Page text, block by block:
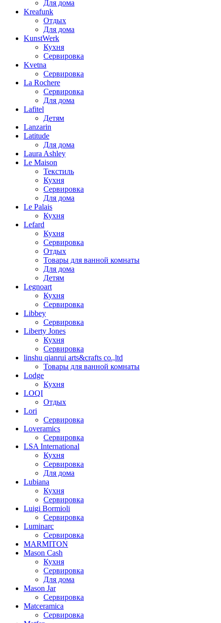
Для дома
Kreafunk
Отдых
Для дома
KunstWerk
Кухня
Сервировка
Kvetna
Сервировка
La Rochere
Сервировка
Для дома
Lafitel
Детям
Lanzarin
Latitude
Для дома
Laura Ashley
Le Maison
Текстиль
Кухня
Сервировка
Для дома
Le Palais
Кухня
Lefard
Кухня
Сервировка
Отдых
Товары для ванной комнаты
Для дома
Детям
Legnoart
Кухня
Сервировка
Libbey
Сервировка
Liberty Jones
Кухня
Сервировка
linshu qianrui arts&crafts co.,ltd
Товары для ванной комнаты
Lodge
Кухня
LOQI
Отдых
Lori
Сервировка
Loveramics
Сервировка
LSA International
Кухня
Сервировка
Для дома
Lubiana
Кухня
Сервировка
Luigi Bormioli
Сервировка
Luminarc
Сервировка
MARMITON
Mason Cash
Кухня
Сервировка
Для дома
Mason Jar
Сервировка
Matceramica
Сервировка